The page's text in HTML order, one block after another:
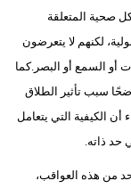
صحية المتعلقة
لكنهم لا يتعرضون
أو السمع أو البصر.كما
سبب تأثير الطلاق
الكيفية التي يتعامل
حد ذاته.
من هذه العواقب،